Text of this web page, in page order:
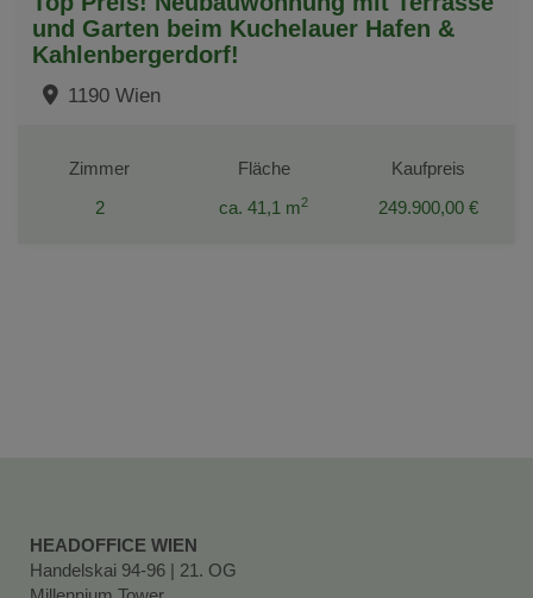
und Garten beim Kuchelauer Hafen &
Kahlenbergerdorf!
1190 Wien
Zimmer
2
Fläche
ca. 41,1 m2
Kaufpreis
249.900,00 €
HEADOFFICE WIEN
Handelskai 94-96 | 21. OG